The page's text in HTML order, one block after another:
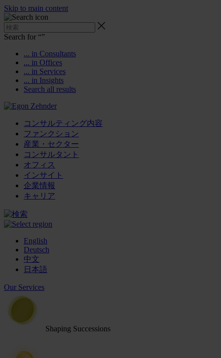
Skip to main content
Search for “”
... in Consultants
... in Offices
... in Services
... in Insights
Search all results
コンサルティング内容
ファンクション
産業・セクター
コンサルタント
オフィス
インサイト
企業情報
キャリア
English
Deutsch
中文
日本語
Our Services
Shaping Successions